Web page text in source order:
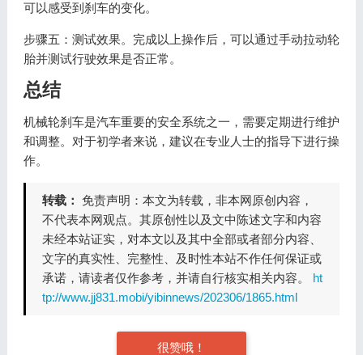
可以感受到刹车的变化。
步骤五：测试效果。完成以上操作后，可以通过手动拉动轮
胎并测试行驶效果是否正常。
总结
机械轮刹车是汽车重要的安全系统之一，需要定期进行维护
和调整。对于初学者来说，建议在专业人士的指导下进行操
作。
转载： 免责声明：本文为转载，非本网原创内容，
不代表本网观点。其原创性以及文中陈述文字和内容
未经本站证实，对本文以及其中全部或者部分内容、
文字的真实性、完整性、及时性本站不作任何保证或
承诺，请读者仅作参考，并请自行核实相关内容。 ht
tp://www.jj831.mobi/yibinnews/202306/1865.html
很赞哦！